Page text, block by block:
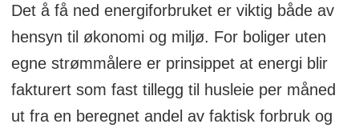
Det å få ned energiforbruket er viktig både av
hensyn til økonomi og miljø. For boliger uten
egne strømmålere er prinsippet at energi blir
fakturert som fast tillegg til husleie per måned
ut fra en beregnet andel av faktisk forbruk og